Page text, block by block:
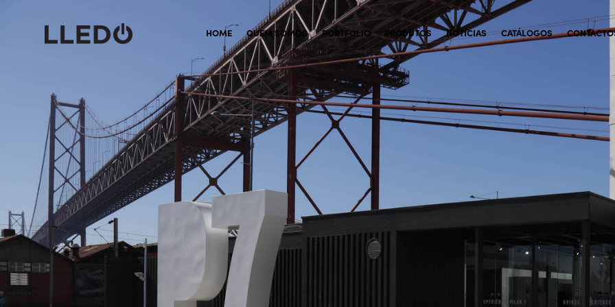
HOME QUEM SOMOS PORTFÓLIO PRODUTOS NOTÍCIAS CATÁLOGOS